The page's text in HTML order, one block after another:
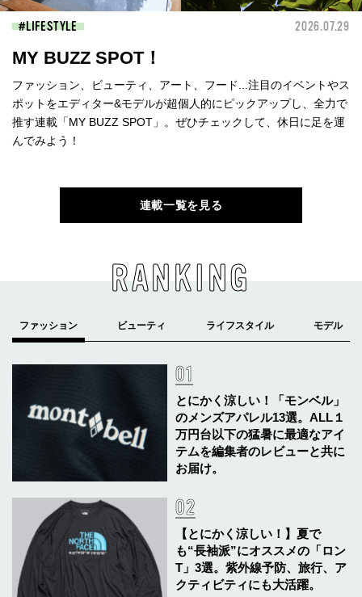
LIFESTYLE 2026.07.29
MY BUZZ SPOT！
ファッション、ビューティ、アート、フード...注目のイベントやス
ポットをエディター&モデルが超個人的にピックアップし、全力で
推す連載「MY BUZZ SPOT」。ぜひチェックして、休日に足を運
んでみよう！
連載一覧を見る
RANKING
とにかく涼しい！「モンベル」
のメンズアパレル13選。ALL１
万円台以下の猛暑に最適なアイ
テムを編集者のレビューと共に
お届け。
【とにかく涼しい！】夏で
も“長袖派”にオススメの「ロン
T」3選。紫外線予防、旅行、ア
クティビティにも大活躍。